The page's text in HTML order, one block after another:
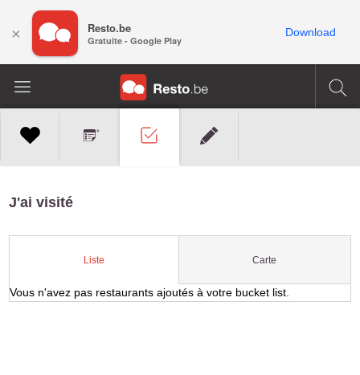
J'ai visité
Liste Carte
Vous n'avez pas restaurants ajoutés à votre bucket list.
× Resto.be
Gratuite - Google Play
Download